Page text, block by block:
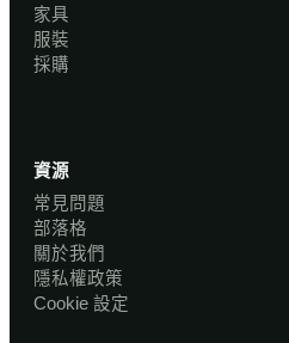
家具
服裝
採購
資源
常見問題
部落格
關於我們
隱私權政策
Cookie 設定